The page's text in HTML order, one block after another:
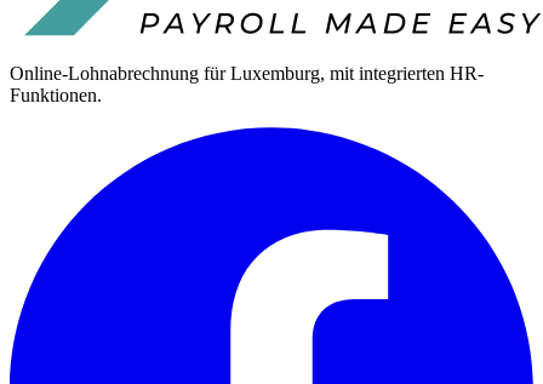
Online-Lohnabrechnung für Luxemburg, mit integrierten HR-
Funktionen.